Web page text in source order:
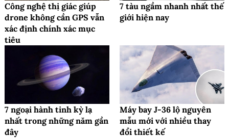
Công nghệ thị giác giúp
drone không cần GPS vẫn
xác định chính xác mục
tiêu
7 tàu ngầm nhanh nhất thế
giới hiện nay
7 ngoại hành tinh kỳ lạ
nhất trong những năm gần
đây
Máy bay J-36 lộ nguyên
mẫu mới với nhiều thay
đổi thiết kế